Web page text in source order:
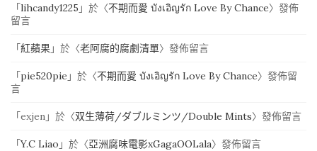
「lihcandy1225 」於〈不期而愛 บังเอิญรัก Love By Chance〉發佈
留言
「紅蘋果 」於〈老阿腐的腐劇清單〉發佈留言
「pie520pie 」於〈不期而愛 บังเอิญรัก Love By Chance〉發佈留
言
「exjen 」於〈双生薄荷/ダブルミンツ/Double Mints〉發佈留言
「Y.C Liao 」於〈亞洲腐味電影xGagaOOLala〉發佈留言